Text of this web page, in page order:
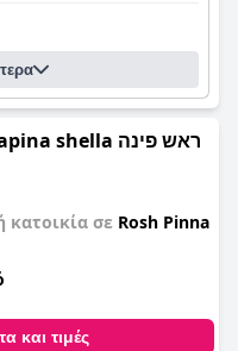
κατοικία σε Rosh Pinna
και τιμές